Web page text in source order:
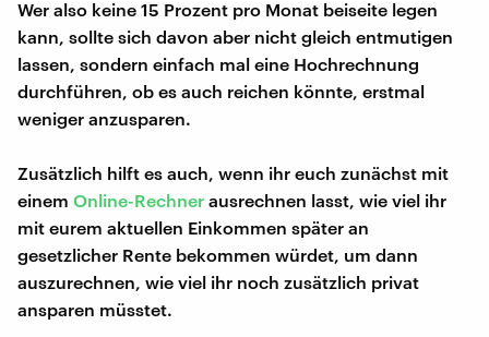
Wer also keine 15 Prozent pro Monat beiseite legen
kann, sollte sich davon aber nicht gleich entmutigen
lassen, sondern einfach mal eine Hochrechnung
durchführen, ob es auch reichen könnte, erstmal
weniger anzusparen.
Zusätzlich hilft es auch, wenn ihr euch zunächst mit
einem Online-Rechner ausrechnen lasst, wie viel ihr
mit eurem aktuellen Einkommen später an
gesetzlicher Rente bekommen würdet, um dann
auszurechnen, wie viel ihr noch zusätzlich privat
ansparen müsstet.